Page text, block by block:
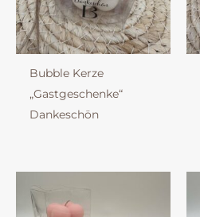
Bubble Kerze
„Gastgeschenke“
Dankeschön